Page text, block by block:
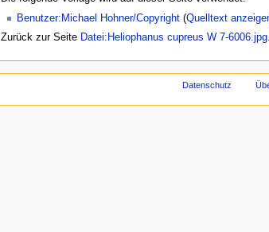
Benutzer:Michael Hohner/Copyright(Quelltext
Zurück zur Seite Datei:Heliophanus cupreus W 7-6006.jpg.
Datenschutz